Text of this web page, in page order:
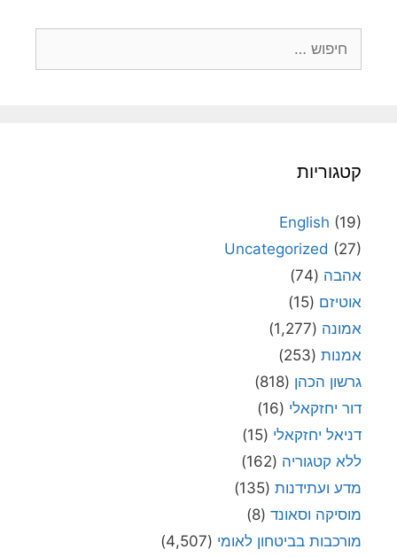
קטגוריות
English (19)
Uncategorized (27)
אהבה (74)
אוטיזם (15)
אמונה (1,277)
אמנות (253)
גרשון הכהן (818)
דור יחזקאלי (16)
דניאל יחזקאלי (15)
ללא קטגוריה (162)
מדע ועתידנות (135)
מוסיקה וסאונד (8)
מורכבות בביטחון לאומי (4,507)